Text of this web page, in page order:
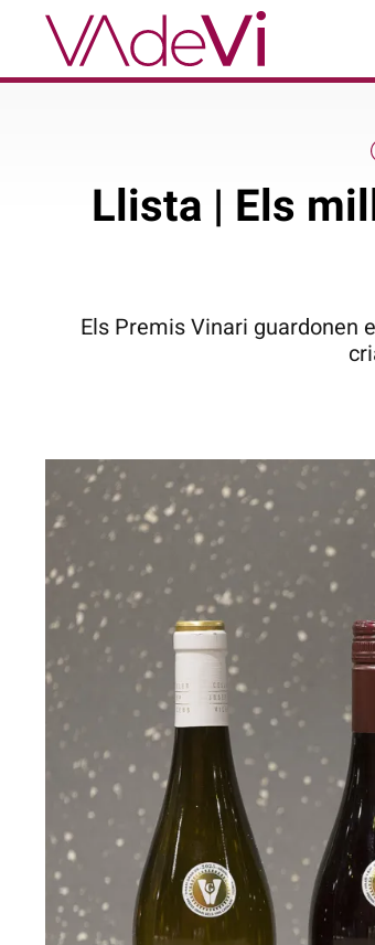
Llista | Els
Els Premis Vinari guardonen